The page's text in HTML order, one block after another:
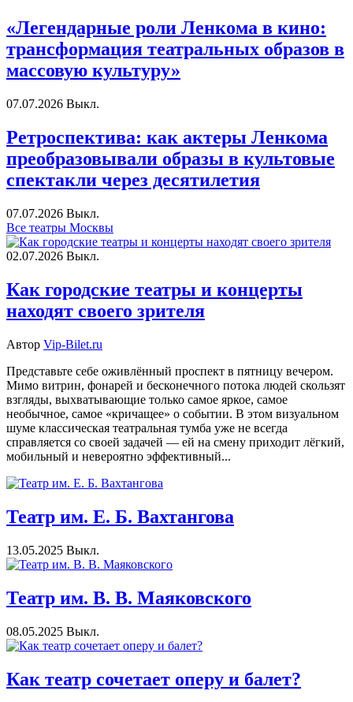
«Легендарные роли Ленкома в кино:
трансформация театральных образов в
массовую культуру»
07.07.2026 Выкл.
Ретроспектива: как актеры Ленкома
преобразовывали образы в культовые
спектакли через десятилетия
07.07.2026 Выкл.
Все театры Москвы
02.07.2026 Выкл.
Как городские театры и концерты
находят своего зрителя
Автор Vip-Bilet.ru
Представьте себе оживлённый проспект в пятницу вечером.
Мимо витрин, фонарей и бесконечного потока людей скользят
взгляды, выхватывающие только самое яркое, самое
необычное, самое «кричащее» о событии. В этом визуальном
шуме классическая театральная тумба уже не всегда
справляется со своей задачей — ей на смену приходит лёгкий,
мобильный и невероятно эффективный...
Театр им. Е. Б. Вахтангова
13.05.2025 Выкл.
Театр им. В. В. Маяковского
08.05.2025 Выкл.
Как театр сочетает оперу и балет?